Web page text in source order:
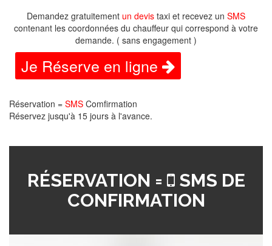
Demandez gratuitement un devis taxi et recevez un SMS
contenant les coordonnées du chauffeur qui correspond à votre
demande. ( sans engagement )
Je Réserve en ligne
Réservation = SMS Comfirmation
Réservez jusqu'à 15 jours à l'avance.
RÉSERVATION =
SMS DE
CONFIRMATION